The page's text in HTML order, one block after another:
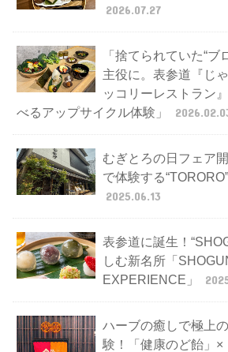
2026.07.27
「捨てられていた“ブ
主役に。表参道『じ
ッコリーレストラン
べるアップサイクル体験」
むぎとろの日フェア
で体験する
2025.06.13
表参道に誕生！
しむ新名所「
EXPERIENCE」
ハーブの癒しで極上
験！「健康のど飴」×